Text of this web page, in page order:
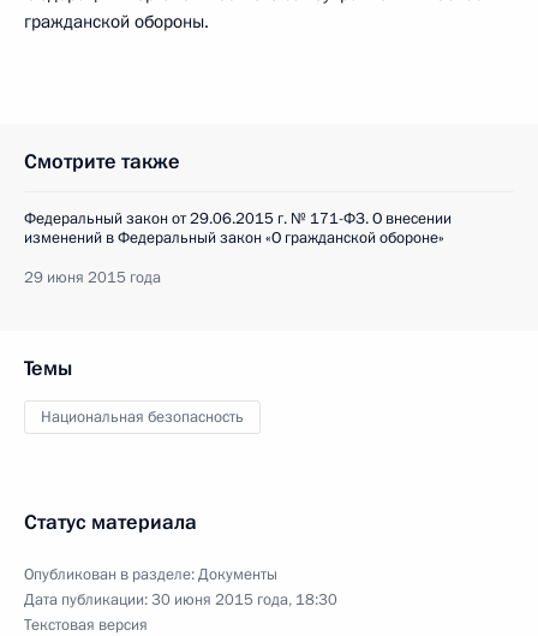
гражданской обороны.
Смотрите также
Федеральный закон от 29.06.2015 г. № 171-ФЗ. О внесении
изменений в Федеральный закон «О гражданской обороне»
29 июня 2015 года
Темы
Национальная безопасность
Статус материала
Опубликован в разделе:Документы
Дата публикации:30 июня 2015 года, 18:30
Текстовая версия